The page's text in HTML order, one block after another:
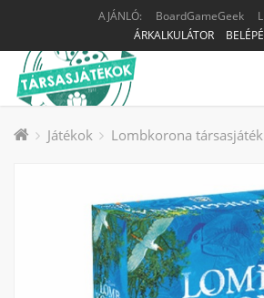
AJÁNLÓ: BoardGameGeek
ÁRKALKULÁTOR
Játékok Lombkorona társasjáték